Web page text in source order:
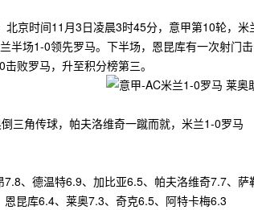
北京时间11月3日凌晨3时45分，意甲第10轮，
半场1-0领先罗马。下半场，恩昆库有一次射门
败罗马，升至积分榜第三。
三角传球，帕夫洛维奇一蹴而就，米兰1-0罗马
7.8、德温特6.9、加比亚6.5、帕夫洛维奇7.7、
恩昆库6.4、莱奥7.3、奇克6.5、阿特卡梅6.3